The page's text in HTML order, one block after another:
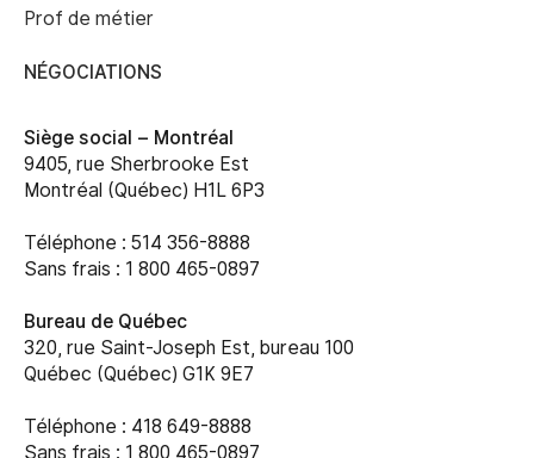
Prof de métier
NÉGOCIATIONS
Siège social – Montréal
9405, rue Sherbrooke Est
Montréal (Québec) H1L 6P3
Téléphone : 514 356-8888
Sans frais : 1 800 465-0897
Bureau de Québec
320, rue Saint-Joseph Est, bureau 100
Québec (Québec) G1K 9E7
Téléphone : 418 649-8888
Sans frais : 1 800 465-0897